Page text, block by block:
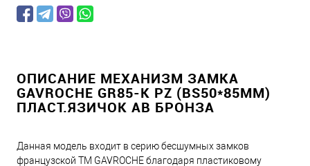
ОПИСАНИЕ МЕХАНИЗМ ЗАМКА
GAVROCHE GR85-K PZ (BS50*85ММ)
ПЛАСТ.ЯЗИЧОК AB БРОНЗА
Данная модель входит в серию бесшумных замков
французской ТМ GAVROCHE благодаря пластиковому